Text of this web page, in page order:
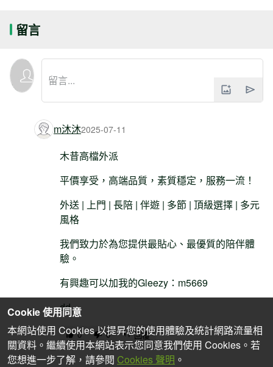
留言
m沐沐2025-07-11
木昔高檔外派
平價享受，高端品質，素質穩定，服務一流！
外送 | 上門 | 長陪 | 伴遊 | 多節 | 頂級選擇 | 多元
風格
我們致力於為您提供最貼心、最優質的陪伴體
驗。
有興趣可以加我的Gleezy：m5669
dd
0 0 回覆
Cookie 使用同意
本網站使用 Cookies 以提昇您的使用體驗及統計網路流量相
關資料。繼續使用本網站表示您同意我們使用 Cookies。若
您想進一步了解，請參閱 Cookies 聲明 。